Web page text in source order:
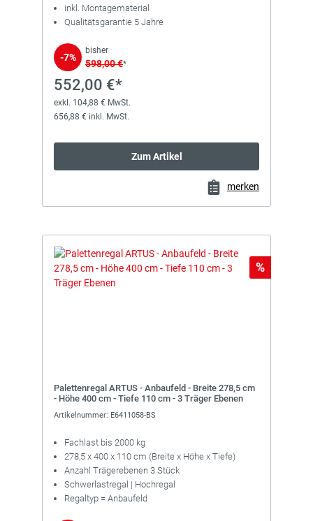
inkl. Montagematerial
Qualitätsgarantie 5 Jahre
-7%
bisher
598,00 €*
552,00 €*
exkl. 104,88 € MwSt.
656,88 € inkl. MwSt.
Zum Artikel
merken
Rabatt
%
Palettenregal ARTUS - Anbaufeld - Breite 278,5 cm
- Höhe 400 cm - Tiefe 110 cm - 3 Träger Ebenen
Artikelnummer: E6411058-BS
Fachlast bis 2000 kg
278,5 x 400 x 110 cm (Breite x Höhe x Tiefe)
Anzahl Trägerebenen 3 Stück
Schwerlastregal | Hochregal
Regaltyp = Anbaufeld